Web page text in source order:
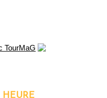
HEURE